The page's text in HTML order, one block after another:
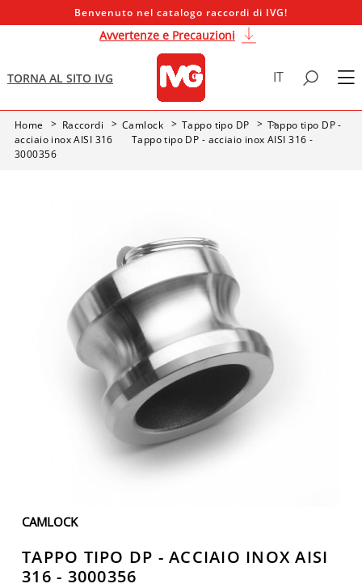
Benvenuto nel catalogo raccordi di IVG!
Avvertenze e Precauzioni
TORNA AL SITO IVG IT
Home Raccordi Camlock Tappo tipo DP
Tappo tipo DP -
acciaio inox AISI 316
Tappo tipo DP - acciaio inox AISI 316 -
3000356
CAMLOCK
TAPPO TIPO DP - ACCIAIO INOX AISI
316 - 3000356